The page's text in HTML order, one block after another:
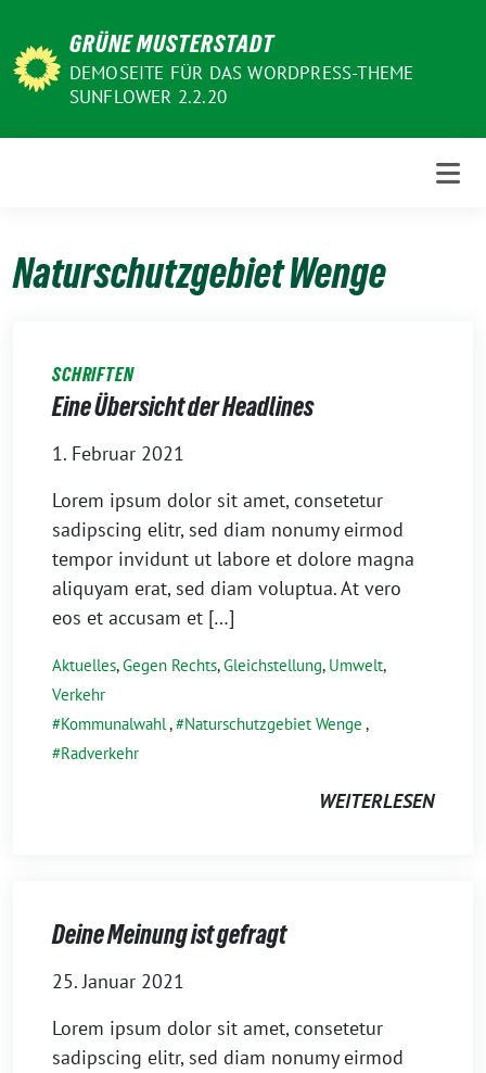
zum
Inhalt
GRÜNE MUSTERSTADT
DEMOSEITE FÜR DAS WORDPRESS-THEME
SUNFLOWER 2.2.20
Naturschutzgebiet Wenge
SCHRIFTEN
Eine Übersicht der Headlines
1. Februar 2021
Lorem ipsum dolor sit amet, consetetur
sadipscing elitr, sed diam nonumy eirmod
tempor invidunt ut labore et dolore magna
aliquyam erat, sed diam voluptua. At vero
eos et accusam et […]
Aktuelles,Gegen Rechts,Gleichstellung, Umwelt,
Verkehr
Kommunalwahl, Naturschutzgebiet Wenge ,
Radverkehr
WEITERLESEN
Deine Meinung ist gefragt
25. Januar 2021
Lorem ipsum dolor sit amet, consetetur
sadipscing elitr, sed diam nonumy eirmod